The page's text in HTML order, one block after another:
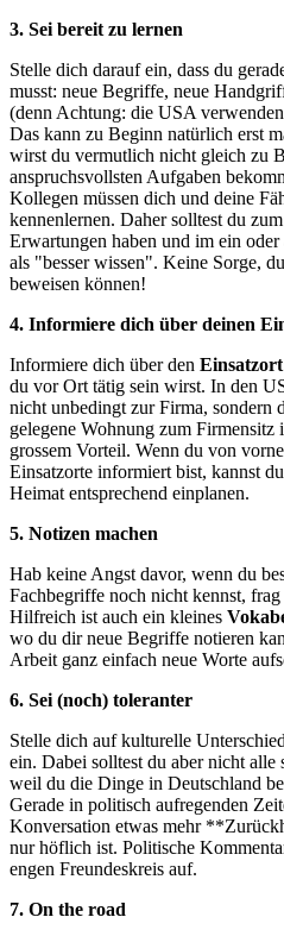
3. Sei bereit zu lernen
Stelle dich darauf ein, dass du
musst: neue Begriffe, neue
(denn Achtung: die USA
Das kann zu Beginn natürlich erst
wirst du vermutlich nicht gleich zu
anspruchsvollsten Aufgaben
Kollegen müssen dich und deine
kennenlernen. Daher solltest du
Erwartungen haben und im ein
als "besser wissen". Keine Sorge,
beweisen können!
4. Informiere dich über deinen
Informiere dich über den Einsatzort
du vor Ort tätig sein wirst. In den
nicht unbedingt zur Firma, sondern
gelegene Wohnung zum Firmensitz
grossem Vorteil. Wenn du von
Einsatzorte informiert bist, kannst
Heimat entsprechend einplanen.
5. Notizen machen
Hab keine Angst davor, wenn du
Fachbegriffe noch nicht kennst,
Hilfreich ist auch ein kleines
wo du dir neue Begriffe notieren
Arbeit ganz einfach neue Worte
6. Sei (noch) toleranter
Stelle dich auf kulturelle
ein. Dabei solltest du aber nicht
weil du die Dinge in Deutschland
Gerade in politisch aufregenden
Konversation etwas mehr
nur höflich ist. Politische
engen Freundeskreis auf.
7. On the road